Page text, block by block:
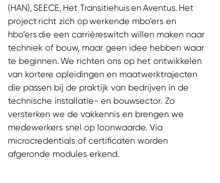
(HAN), SEECE, Het Transitiehuis en Aventus. Het
project richt zich op werkende mbo’ers en
hbo’ers die een carrièreswitch willen maken naar
techniek of bouw, maar geen idee hebben waar
te beginnen. We richten ons op het ontwikkelen
van kortere opleidingen en maatwerktrajecten
die passen bij de praktijk van bedrijven in de
technische installatie- en bouwsector. Zo
versterken we de vakkennis en brengen we
medewerkers snel op loonwaarde. Via
microcredentials of certificaten worden
afgeronde modules erkend.